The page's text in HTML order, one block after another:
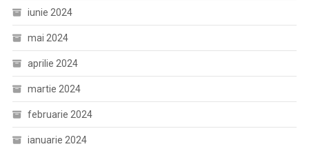
iunie 2024
mai 2024
aprilie 2024
martie 2024
februarie 2024
ianuarie 2024